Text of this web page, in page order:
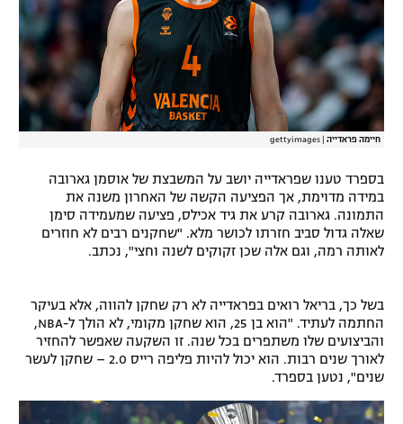
לוח דרושים – ג'ובנט
תגיות
המגזין
חיימה פראדייה gettyimages
בספרד טענו שפראדייה יושב על המשבצת של אוסמן גארובה
במידה מדוימת, אך הפציעה הקשה של האחרון משנה את
התמונה. גארובה קרע את גיד אכילס, פציעה שמעמידה סימן
שאלה גדול סביב חזרתו לכושר מלא. "שחקנים רבים לא חוזרים
לאותה רמה, וגם אלה שכן זקוקים לשנה וחצי", נכתב.
בשל כך, בריאל רואים בפראדייה לא רק שחקן להווה, אלא בעיקר
החתמה לעתיד. "הוא בן 25, הוא שחקן מקומי, לא הולך ל-NBA,
והביצועים שלו משתפרים בכל שנה. זו השקעה שאפשר להחזיר
לאורך שנים רבות. הוא יכול להיות פליפה רייס 2.0 – שחקן לעשר
שנים", נטען בספרד.